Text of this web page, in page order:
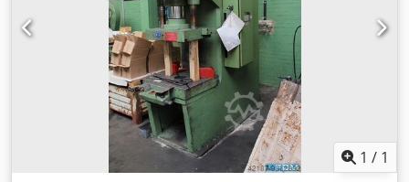
1 / 1